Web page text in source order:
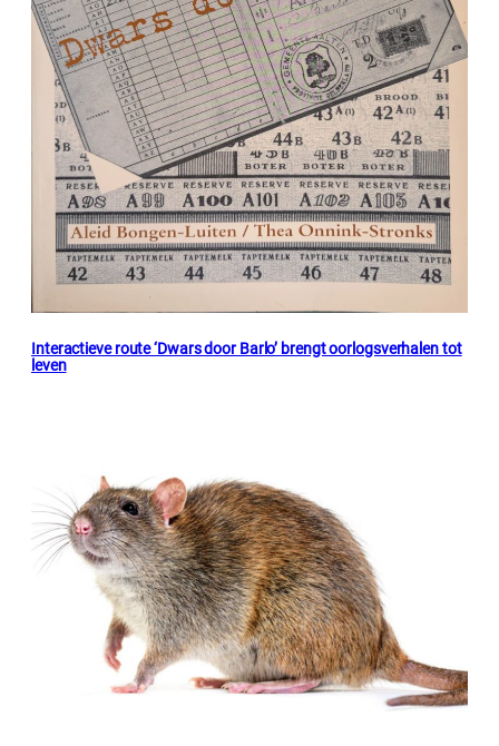
Interactieve route ‘Dwars door Barlo’ brengt oorlogsverhalen tot
leven